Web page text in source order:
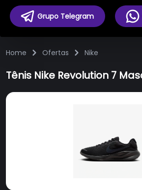
Grupo Telegram
Home Ofertas Nike
Tênis Nike Revolution 7